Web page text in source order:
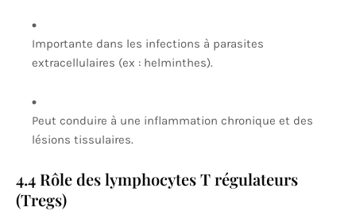
Importante dans les infections à parasites
extracellulaires (ex : helminthes).
Peut conduire à une inflammation chronique et des
lésions tissulaires.
4.4 Rôle des lymphocytes T régulateurs
(Tregs)